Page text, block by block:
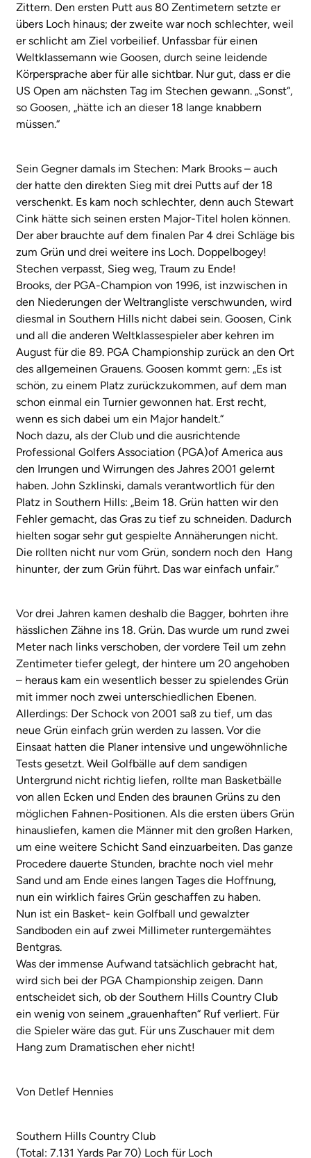
Zittern. Den ersten Putt aus 80 Zentimetern setzte er
übers Loch hinaus; der zweite war noch schlechter, weil
er schlicht am Ziel vorbeilief. Unfassbar für einen
Weltklassemann wie Goosen, durch seine leidende
Körpersprache aber für alle sichtbar. Nur gut, dass er die
US Open am nächsten Tag im Stechen gewann. „Sonst“,
so Goosen, „hätte ich an dieser 18 lange knabbern
müssen.“
Sein Gegner damals im Stechen: Mark Brooks – auch
der hatte den direkten Sieg mit drei Putts auf der 18
verschenkt. Es kam noch schlechter, denn auch Stewart
Cink hätte sich seinen ersten Major-Titel holen können.
Der aber brauchte auf dem finalen Par 4 drei Schläge bis
zum Grün und drei weitere ins Loch. Doppelbogey!
Stechen verpasst, Sieg weg, Traum zu Ende!
Brooks, der PGA-Champion von 1996, ist inzwischen in
den Niederungen der Weltrangliste verschwunden, wird
diesmal in Southern Hills nicht dabei sein. Goo­sen, Cink
und all die anderen Weltklassespieler aber kehren im
August für die 89. PGA Championship zurück an den Ort
des allgemeinen Grauens. Goosen kommt gern: „Es ist
schön, zu einem Platz zurückzukommen, auf dem man
schon einmal ein Turnier gewonnen hat. Erst recht,
wenn es sich dabei um ein Major handelt.“
Noch dazu, als der Club und die ausrichtende
Professional Golfers Association (PGA)of America aus
den Irrungen und Wirrungen des Jahres 2001 gelernt
haben. John Szklinski, damals verantwortlich für den
Platz in Southern Hills: „Beim 18. Grün hatten wir den
Fehler gemacht, das Gras zu tief zu schneiden. Dadurch
hielten sogar sehr gut gespielte Annäherungen nicht.
Die rollten nicht nur vom Grün, sondern noch den Hang
hinunter, der zum Grün führt. Das war einfach unfair.“
Vor drei Jahren kamen deshalb die Bagger, bohrten ihre
hässlichen Zähne ins 18. Grün. Das wurde um rund zwei
Meter nach links verschoben, der vordere Teil um zehn
Zentimeter tiefer gelegt, der hintere um 20 angehoben
– heraus kam ein wesentlich besser zu spielendes Grün
mit immer noch zwei unterschiedlichen Ebenen.
Allerdings: Der Schock von 2001 saß zu tief, um das
neue Grün einfach grün werden zu lassen. Vor die
Einsaat hatten die Planer intensive und ungewöhnliche
Tests gesetzt. Weil Golfbälle auf dem sandigen
Untergrund nicht richtig liefen, rollte man Basketbälle
von allen Ecken und Enden des braunen Grüns zu den
möglichen Fahnen-Positionen. Als die ersten übers Grün
hinausliefen, kamen die Männer mit den großen Harken,
um eine weitere Schicht Sand einzuarbeiten. Das ganze
Procedere dauerte Stunden, brachte noch viel mehr
Sand und am Ende eines langen Tages die Hoffnung,
nun ein wirklich faires Grün geschaffen zu haben.
Nun ist ein Basket- kein Golfball und gewalzter
Sandboden ein auf zwei Millimeter runtergemähtes
Bentgras.
Was der immense Aufwand tatsächlich gebracht hat,
wird sich bei der PGA Championship zeigen. Dann
entscheidet sich, ob der Southern Hills Country Club
ein wenig von seinem „grauenhaften“ Ruf verliert. Für
die Spieler wäre das gut. Für uns Zuschauer mit dem
Hang zum Dramatischen eher nicht!
Von Detlef Hennies
Southern Hills Country Club
(Total: 7.131 Yards Par 70) Loch für Loch